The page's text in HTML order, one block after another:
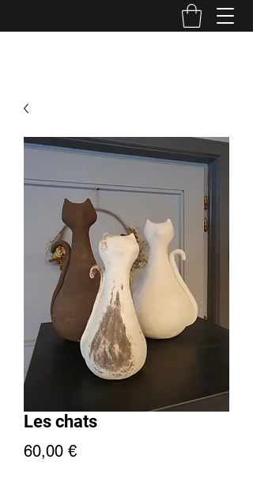
Les chats
60,00 €Prix